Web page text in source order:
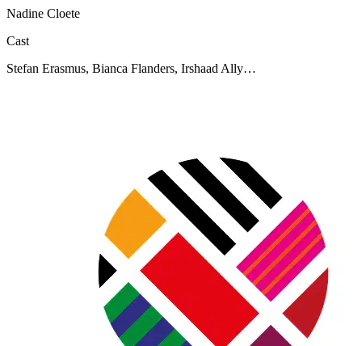
Nadine Cloete
Cast
Stefan Erasmus, Bianca Flanders, Irshaad Ally…